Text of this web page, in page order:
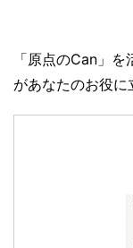
「原点のCan」
があなたのお役に